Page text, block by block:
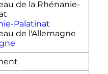
Palatinat